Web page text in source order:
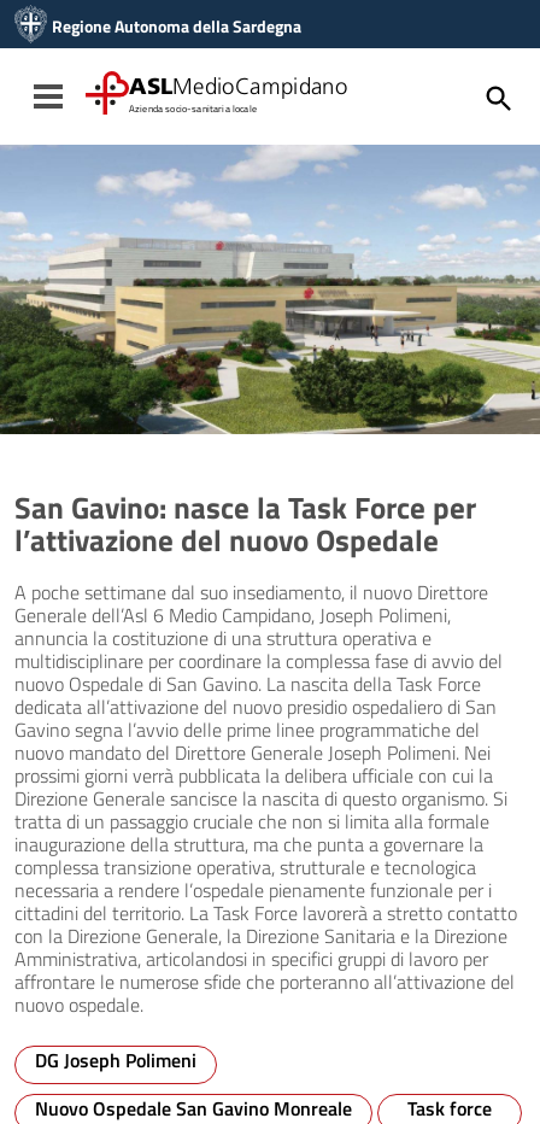
Vai al menu di navigazione
Vai al footer
Regione Autonoma della Sardegna
Toggle navigation
ASLMedioCampidano
Azienda socio-sanitaria locale
San Gavino: nasce la Task Force per
l’attivazione del nuovo Ospedale
A poche settimane dal suo insediamento, il nuovo Direttore
Generale dell’Asl 6 Medio Campidano, Joseph Polimeni,
annuncia la costituzione di una struttura operativa e
multidisciplinare per coordinare la complessa fase di avvio del
nuovo Ospedale di San Gavino. La nascita della Task Force
dedicata all’attivazione del nuovo presidio ospedaliero di San
Gavino segna l’avvio delle prime linee programmatiche del
nuovo mandato del Direttore Generale Joseph Polimeni. Nei
prossimi giorni verrà pubblicata la delibera ufficiale con cui la
Direzione Generale sancisce la nascita di questo organismo. Si
tratta di un passaggio cruciale che non si limita alla formale
inaugurazione della struttura, ma che punta a governare la
complessa transizione operativa, strutturale e tecnologica
necessaria a rendere l’ospedale pienamente funzionale per i
cittadini del territorio. La Task Force lavorerà a stretto contatto
con la Direzione Generale, la Direzione Sanitaria e la Direzione
Amministrativa, articolandosi in specifici gruppi di lavoro per
affrontare le numerose sfide che porteranno all’attivazione del
nuovo ospedale.
DG Joseph Polimeni
Nuovo Ospedale San Gavino Monreale
Task force